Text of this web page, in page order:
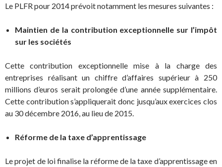
Le PLFR pour 2014 prévoit notamment les mesures suivantes :
Maintien de la contribution exceptionnelle sur l’impôt
sur les sociétés
Cette contribution exceptionnelle mise à la charge des
entreprises réalisant un chiffre d’affaires supérieur à 250
millions d’euros serait prolongée d’une année supplémentaire.
Cette contribution s’appliquerait donc jusqu’aux exercices clos
au 30 décembre 2016, au lieu de 2015.
Réforme de la taxe d’apprentissage
Le projet de loi finalise la réforme de la taxe d’apprentissage en